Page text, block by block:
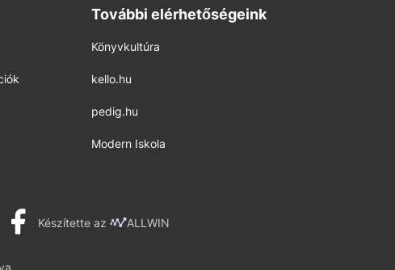
További elérhetőségeink
Könyvkultúra
kello.hu
pedig.hu
Modern Iskola
Készítette az ALLWIN